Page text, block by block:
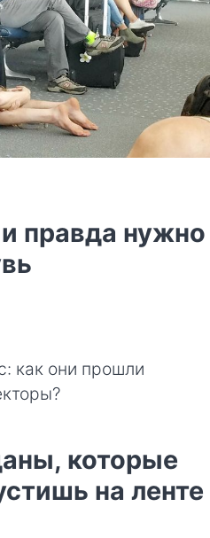
правда нужно
как они прошли
которые
на ленте